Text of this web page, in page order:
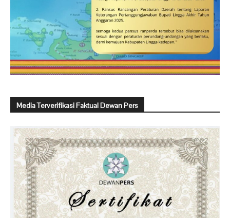
Media Terverifikasi Faktual Dewan Pers